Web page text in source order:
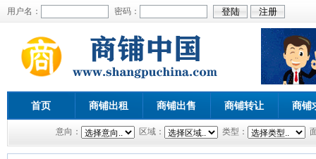
用户名： 密码：
首页 商铺出租 商铺出售 商铺转让 商铺
意向： 区域： 类型：